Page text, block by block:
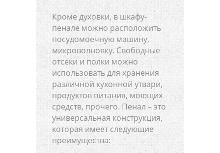
Кроме духовки, в шкафу-
пенале можно расположить
посудомоечную машину,
микроволновку. Свободные
отсеки и полки можно
использовать для хранения
различной кухонной утвари,
продуктов питания, моющих
средств, прочего. Пенал – это
универсальная конструкция,
которая имеет следующие
преимущества: